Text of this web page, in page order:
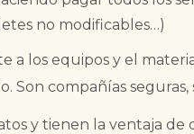
no modificables…)
los equipos y el
compañías
y tienen la ventaja